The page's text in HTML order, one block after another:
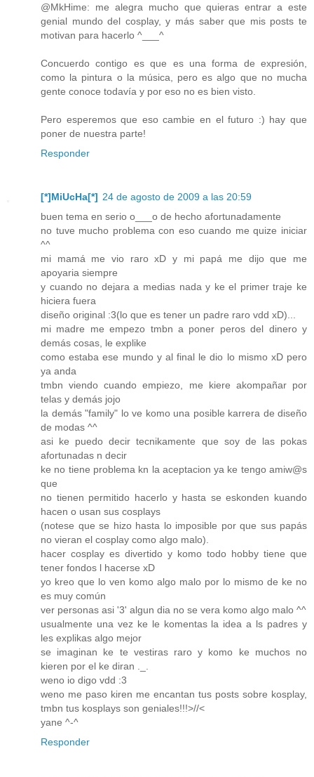
@MkHime: me alegra mucho que quieras entrar a este
genial mundo del cosplay, y más saber que mis posts te
motivan para hacerlo ^___^
Concuerdo contigo es que es una forma de expresión,
como la pintura o la música, pero es algo que no mucha
gente conoce todavía y por eso no es bien visto.
Pero esperemos que eso cambie en el futuro :) hay que
poner de nuestra parte!
Responder
[*]MiUcHa[*] 24 de agosto de 2009 a las 20:59
buen tema en serio o___o de hecho afortunadamente
no tuve mucho problema con eso cuando me quize iniciar
^^
mi mamá me vio raro xD y mi papá me dijo que me
apoyaria siempre
y cuando no dejara a medias nada y ke el primer traje ke
hiciera fuera
diseño original :3(lo que es tener un padre raro vdd xD)...
mi madre me empezo tmbn a poner peros del dinero y
demás cosas, le explike
como estaba ese mundo y al final le dio lo mismo xD pero
ya anda
tmbn viendo cuando empiezo, me kiere akompañar por
telas y demás jojo
la demás "family" lo ve komo una posible karrera de diseño
de modas ^^
asi ke puedo decir tecnikamente que soy de las pokas
afortunadas n decir
ke no tiene problema kn la aceptacion ya ke tengo amiw@s
que
no tienen permitido hacerlo y hasta se eskonden kuando
hacen o usan sus cosplays
(notese que se hizo hasta lo imposible por que sus papás
no vieran el cosplay como algo malo).
hacer cosplay es divertido y komo todo hobby tiene que
tener fondos l hacerse xD
yo kreo que lo ven komo algo malo por lo mismo de ke no
es muy común
ver personas asi '3' algun dia no se vera komo algo malo ^^
usualmente una vez ke le komentas la idea a ls padres y
les explikas algo mejor
se imaginan ke te vestiras raro y komo ke muchos no
kieren por el ke diran ._.
weno io digo vdd :3
weno me paso kiren me encantan tus posts sobre kosplay,
tmbn tus kosplays son geniales!!!>//<
yane ^-^
Responder